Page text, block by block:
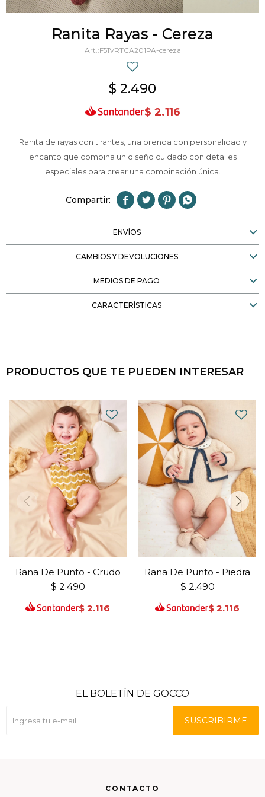
Ranita Rayas - Cereza
F51VRTCA201PA-cereza
$ 2.490
$ 2.116
Ranita de rayas con tirantes, una prenda con personalidad y
encanto que combina un diseño cuidado con detalles
especiales para crear una combinación única.
   
ENVÍOS
CAMBIOS Y DEVOLUCIONES
MEDIOS DE PAGO
CARACTERÍSTICAS
PRODUCTOS QUE TE PUEDEN INTERESAR
Rana De Punto - Crudo
$ 2.490
$ 2.116
Rana De Punto - Piedra
$ 2.490
$ 2.116
CONTACTO
EL BOLETÍN DE GOCCO
SUSCRIBIRME